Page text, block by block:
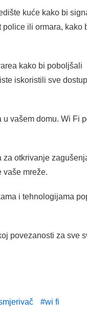
kuće kako bi
ili ormara, kako
kako bi poboljšali
iskoristili sve
vašem domu. Wi Fi
otkrivanje
vaše mreže.
i tehnologijama
povezanosti za sve
wi fi